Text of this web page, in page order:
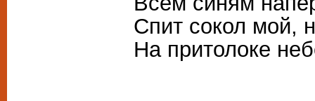
Спит сокол мой,
На притолоке